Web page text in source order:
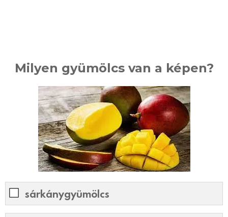
Milyen gyümölcs van a képen?
sárkánygyümölcs